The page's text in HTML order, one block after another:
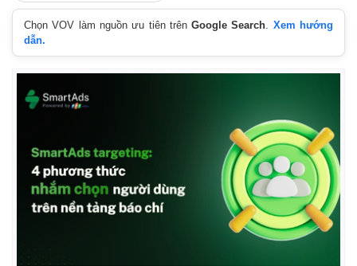
Chọn VOV làm nguồn ưu tiên trênGoogle Search
Xem hướng
dẫn.